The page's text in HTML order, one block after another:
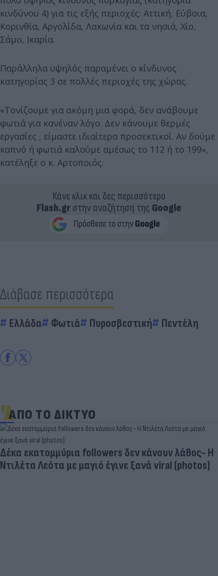
κινδύνου 4) για τις εξής περιοχές: Αττική, Εύβοια,
Κορινθία, Αργολίδα, Λακωνία και τα νησιά, Χίο,
Σάμο, Ικαρία.
Παράλληλα υψηλός παραμένει ο κίνδυνος
κατηγορίας 3 σε πολλές περιοχές της χώρας.
«Τονίζουμε για ακόμη μια φορά, δεν ανάβουμε
φωτιά για κανέναν λόγο. Δεν κάνουμε θερμές
εργασίες , είμαστε ιδιαίτερα προσεκτικοί. Αν δούμε
καπνό ή φωτιά καλούμε αμέσως το 112 ή το 199»,
κατέληξε ο κ. Αρτοποιός.
Κάνε κλικ και δες περισσότερο
Flash.grστην αναζήτηση της Google
Διάβασε περισσότερα
Ελλάδα Φωτιά Πυροσβεστική Πεντέλη
ΑΠΟ ΤΟ ΔΙΚΤΥΟ
Δέκα εκατομμύρια followers δεν κάνουν λάθος- Η
Ντιλέτα Λεότα με μαγιό έγινε ξανά viral (photos)